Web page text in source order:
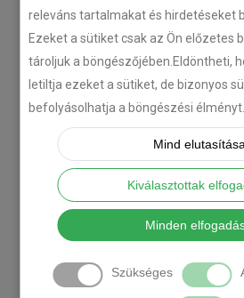
releváns tartalmakat és hirdetéseket
Ezeket a sütiket csak az Ön előzetes
tároljuk a böngészőjében.Eldöntheti,
letiltja ezeket a sütiket, de bizonyos
befolyásolhatja a böngészési élményt.
Mind elutasítása
Kiválasztottak
Minden
Szükséges
2018-06-12
Citroën C-
beszerelés
2018-02-14
KATEGÓRIA
TEMPOMAT TEMPOMAT